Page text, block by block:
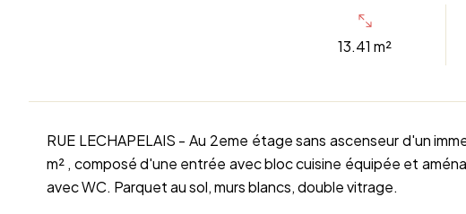
13.41 m²
RUE LECHAPELAIS - Au 2eme étage sans ascenseur d'un
m² , composé d'une entrée avec bloc cuisine équipée et
avec WC. Parquet au sol, murs blancs, double vitrage.